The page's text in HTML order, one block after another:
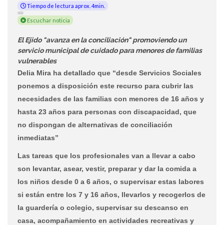
Tiempo de lectura aprox. 4min.
Escuchar noticia
El Ejido "avanza en la conciliación" promoviendo un
servicio municipal de cuidado para menores de familias
vulnerables
Delia Mira ha detallado que “desde Servicios Sociales
ponemos a disposición este recurso para cubrir las
necesidades de las familias con menores de 16 años y
hasta 23 años para personas con discapacidad, que
no dispongan de alternativas de conciliación
inmediatas”
Las tareas que los profesionales van a llevar a cabo
son levantar, asear, vestir, preparar y dar la comida a
los niños desde 0 a 6 años, o supervisar estas labores
si están entre los 7 y 16 años, llevarlos y recogerlos de
la guardería o colegio, supervisar su descanso en
casa, acompañamiento en actividades recreativas y